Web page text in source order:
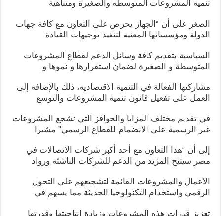
تنمية المشروعات المتوسطة والصغيرة ومتناهية
الصغر على أن “الجهاز يحرص على التعاون مع كافة جهات
الدولة ومؤسساتها المعنية لتنفيذ توجيهات القيادة
السياسية بتقديم كافة وسائل الدعم لقطاع المشروعات
المتوسطة و الصغيرة لضمان استقرارها و نموها و
مشاركتها الفعالة في التنمية الاقتصادية، ذلك بالإضافة إلى
العمل على تفعيل قانون تنمية المشروعات والتوسع
في تقديم مختلف المزايا والحوافز التي تشجع المشروعات
غير الرسمية على الانضمام للقطاع الرسمي” مشيرا
إلى أن “هذا التعاون مع أحد أكبر شركات الاتصالات في
مصر سيتيح المزيد من الدعم للشركات الناشئة ورواد
الأعمال والمشروعات القائمة لتشجيعهم على التحول
الرقمي واستخدام التكنولوجيا الحديثة مما يسهم في
تعزيز قدرات هذه المشروعات وزيادة انتاجيتها وقدرتها